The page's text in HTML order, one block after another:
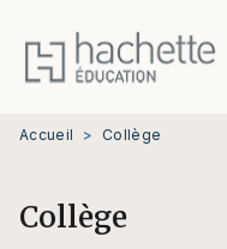
MENU RECHERCHE
PIED DE PAGE
Accueil > Collège
Collège